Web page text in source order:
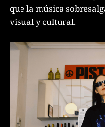
que la música
visual y cultural.